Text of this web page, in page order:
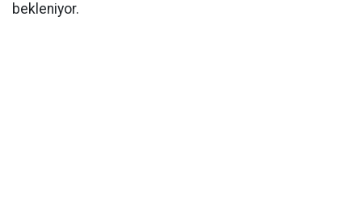
bekleniyor.